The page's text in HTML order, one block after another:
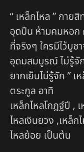
“ เหล็กไหล ” กาย
อุดปืน ห้ามคมหอก
ที่จริงๆ ใครมีไว้บูช
อุดมสมบูรณ์ ไม่รู้จัก
ยากเย็นไม่รู้จัก ”
ตระกูล อาทิ
เหล็กไหลโกฎฐ์ปี ,
ไหลเงินยวง ,เหล็ก
ไหลย้อย เป็นต้น